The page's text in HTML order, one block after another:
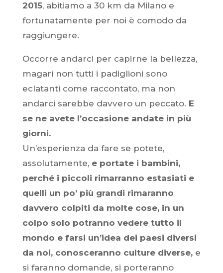
2015, abitiamo a 30 km da Milano e
fortunatamente per noi è comodo da
raggiungere.
Occorre andarci per capirne la bellezza,
magari non tutti i padiglioni sono
eclatanti come raccontato, ma non
andarci sarebbe davvero un peccato. E
se ne avete l’occasione andate in più
giorni.
Un’esperienza da fare se potete,
assolutamente, e portate i bambini,
perché i piccoli rimarranno estasiati e
quelli un po’ più grandi rimaranno
davvero colpiti da molte cose, in un
colpo solo potranno vedere tutto il
mondo e farsi un’idea dei paesi diversi
da noi, conosceranno culture diverse,e
si faranno domande, si porteranno